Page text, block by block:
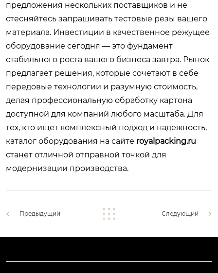
предложения нескольких поставщиков и не
стесняйтесь запрашивать тестовые резы вашего
материала. Инвестиции в качественное режущее
оборудование сегодня — это фундамент
стабильного роста вашего бизнеса завтра. Рынок
предлагает решения, которые сочетают в себе
передовые технологии и разумную стоимость,
делая профессиональную обработку картона
доступной для компаний любого масштаба. Для
тех, кто ищет комплексный подход и надежность,
каталог оборудования на сайте royalpacking.ru
станет отличной отправной точкой для
модернизации производства.
Предыдущий Следующий